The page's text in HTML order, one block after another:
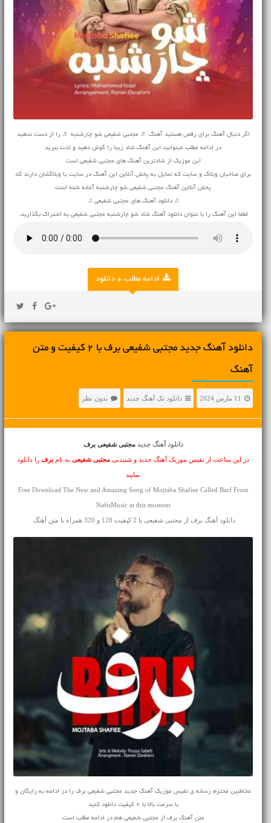
اگر دنبال آهنگ برای رقص هستید آهنگ ♬ مجتبی شفیعی شو چارشنبه ♬ را از دست ندهید
در ادامه مطلب میتوانید این آهنگ شاد زیبا را گوش دهید و لذت ببرید
این موزیک از شادترین آهنگ های مجتبی شفیعی است
برای صاحبان وبلاگ و سایت که تمایل به پخش آنلاین این آهنگ در سایت یا وبلاگشان دارند کد
پخش آنلاین آهنگ مجتبی شفیعی شو چارشنبه آماده شده است
♫ دانلود آهنگ های مجتبی شفیعی ♫
لطفا این آهنگ را با عنوان دانلود آهنگ شاد شو چارشنبه مجتبی شفیعی به اشتراک بگذارید.
ادامه مطلب + دانلود
دانلود آهنگ جديد مجتبی شفیعی برف با 2 کیفیت و متن
آهنگ
11 مارس 2024 دانلود تک آهنگ جدید بدون نظر
دانلود آهنگ جدید مجتبی شفیعی برف
در این ساعت از نفیس موزیک آهنگ جدید و شنیدنی مجتبی شفیعیبه نام برفرا دانلود
نمایید
Free Download The New and Amazing Song of Mojtaba Shafiee Called Barf From
NafisMusic at this moment
دانلود آهنگ برف از مجتبی شفیعی با 2 کیفیت 128 و 320 همراه با متن آهنگ
مخاطبین محترم رسانه ی نفیس موزیک آهنگ جدید مجتبی شفیعی برف را در ادامه به رایگان و
با سرعت بالا با 2 کیفیت دانلود کنید
متن آهنگ برف از مجتبی شفیعی هم در ادامه مطلب است